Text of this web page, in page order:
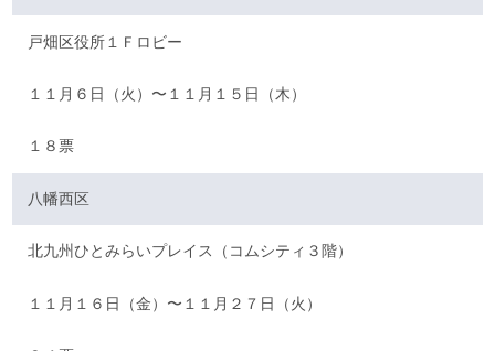
戸畑区役所１Ｆロビー
１１月６日（火）〜１１月１５日（木）
１８票
八幡西区
北九州ひとみらいプレイス（コムシティ３階）
１１月１６日（金）〜１１月２７日（火）